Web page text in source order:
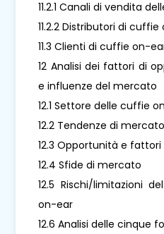
11.2.1 Canali di vendita
11.2.2 Distributori di
11.3 Clienti di cuffie on-
12 Analisi dei fattori di
e influenze del mercato
12.1 Settore delle cuffie
12.2 Tendenze di mercato
12.3 Opportunità e
12.4 Sfide di mercato
12.5 Rischi/limitazioni
on-ear
12.6 Analisi delle cinque